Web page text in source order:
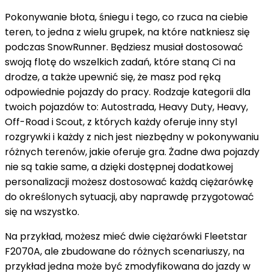
Pokonywanie błota, śniegu i tego, co rzuca na ciebie
teren, to jedna z wielu grupek, na które natkniesz się
podczas SnowRunner. Będziesz musiał dostosować
swoją flotę do wszelkich zadań, które staną Ci na
drodze, a także upewnić się, że masz pod ręką
odpowiednie pojazdy do pracy. Rodzaje kategorii dla
twoich pojazdów to: Autostrada, Heavy Duty, Heavy,
Off-Road i Scout, z których każdy oferuje inny styl
rozgrywki i każdy z nich jest niezbędny w pokonywaniu
różnych terenów, jakie oferuje gra. Żadne dwa pojazdy
nie są takie same, a dzięki dostępnej dodatkowej
personalizacji możesz dostosować każdą ciężarówkę
do określonych sytuacji, aby naprawdę przygotować
się na wszystko.
Na przykład, możesz mieć dwie ciężarówki Fleetstar
F2070A, ale zbudowane do różnych scenariuszy, na
przykład jedna może być zmodyfikowana do jazdy w